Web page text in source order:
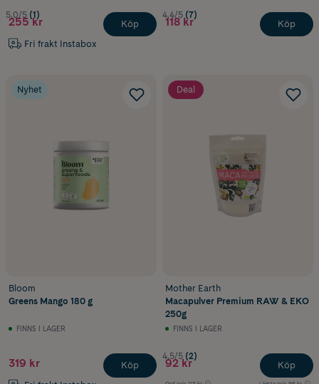
5.0/5 (1)
255 kr
Fri frakt Instabox
Köp
4.4/5 (7)
118 kr Köp
Nyhet
Bloom
Greens Mango 180 g
FINNS I LAGER
319 kr Köp
Deal
Mother Earth
Macapulver Premium RAW & EKO
250g
FINNS I LAGER
4.5/5 (2)
92 kr Köp